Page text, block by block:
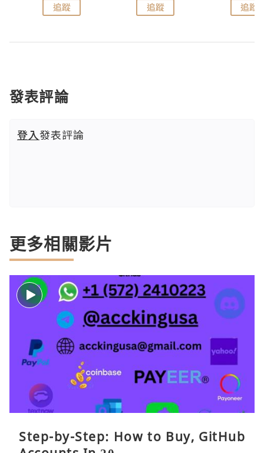
追蹤 追蹤 追蹤
發表評論
登入發表評論
更多相關影片
Step-by-Step: How to Buy, GitHub